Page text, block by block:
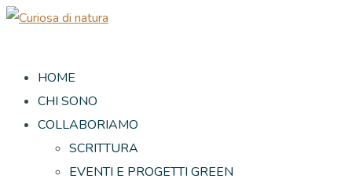
HOME
CHI SONO
COLLABORIAMO
SCRITTURA
EVENTI E PROGETTI GREEN